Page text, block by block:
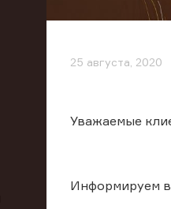
25 августа, 2020
Уважаемые
Информируем